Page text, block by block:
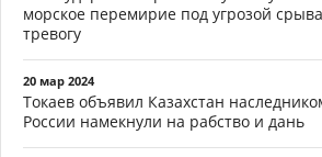
морское перемирие под угрозой
тревогу
20 мар 2024
Токаев объявил Казахстан
России намекнули на рабство и дань